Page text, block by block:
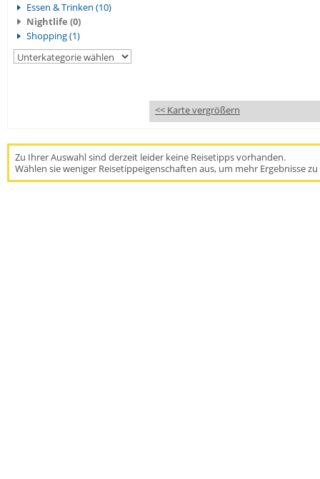
Essen & Trinken (10)
Nightlife (0)
Shopping (1)
<< Karte vergrößern
Zu Ihrer Auswahl sind derzeit leider keine Reisetipps vorhanden.
Wählen sie weniger Reisetippeigenschaften aus, um mehr Ergebnisse